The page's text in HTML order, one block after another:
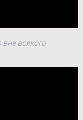
вне всякого